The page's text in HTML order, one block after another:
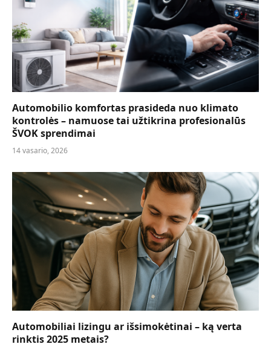
Automobilio komfortas prasideda nuo klimato
kontrolės – namuose tai užtikrina profesionalūs
ŠVOK sprendimai
14 vasario, 2026
Automobiliai lizingu ar išsimokėtinai – ką verta
rinktis 2025 metais?